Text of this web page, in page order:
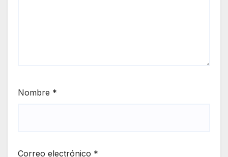
Nombre *
Correo electrónico *